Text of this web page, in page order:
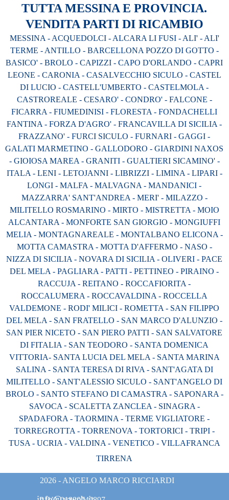
TUTTA MESSINA E PROVINCIA.
VENDITA PARTI DI RICAMBIO
MESSINA - ACQUEDOLCI - ALCARA LI FUSI - ALI' - ALI'
TERME - ANTILLO - BARCELLONA POZZO DI GOTTO -
BASICO' - BROLO - CAPIZZI - CAPO D'ORLANDO - CAPRI
LEONE - CARONIA - CASALVECCHIO SICULO - CASTEL
DI LUCIO - CASTELL'UMBERTO - CASTELMOLA -
CASTROREALE - CESARO' - CONDRO' - FALCONE -
FICARRA - FIUMEDINISI - FLORESTA - FONDACHELLI
FANTINA - FORZA D'AGRO' - FRANCAVILLA DI SICILIA -
FRAZZANO' - FURCI SICULO - FURNARI - GAGGI -
GALATI MARMETINO - GALLODORO - GIARDINI NAXOS
- GIOIOSA MAREA - GRANITI - GUALTIERI SICAMINO' -
ITALA - LENI - LETOJANNI - LIBRIZZI - LIMINA - LIPARI -
LONGI - MALFA - MALVAGNA - MANDANICI -
MAZZARRA' SANT'ANDREA - MERI' - MILAZZO -
MILITELLO ROSMARINO - MIRTO - MISTRETTA - MOIO
ALCANTARA - MONFORTE SAN GIORGIO - MONGIUFFI
MELIA - MONTAGNAREALE - MONTALBANO ELICONA -
MOTTA CAMASTRA - MOTTA D'AFFERMO - NASO -
NIZZA DI SICILIA - NOVARA DI SICILIA - OLIVERI - PACE
DEL MELA - PAGLIARA - PATTI - PETTINEO - PIRAINO -
RACCUJA - REITANO - ROCCAFIORITA -
ROCCALUMERA - ROCCAVALDINA - ROCCELLA
VALDEMONE - RODI' MILICI - ROMETTA - SAN FILIPPO
DEL MELA - SAN FRATELLO - SAN MARCO D'ALUNZIO -
SAN PIER NICETO - SAN PIERO PATTI - SAN SALVATORE
DI FITALIA - SAN TEODORO - SANTA DOMENICA
VITTORIA- SANTA LUCIA DEL MELA - SANTA MARINA
SALINA - SANTA TERESA DI RIVA - SANT'AGATA DI
MILITELLO - SANT'ALESSIO SICULO - SANT'ANGELO DI
BROLO - SANTO STEFANO DI CAMASTRA - SAPONARA -
SAVOCA - SCALETTA ZANCLEA - SINAGRA -
SPADAFORA - TAORMINA - TERME VIGLIATORE -
TORREGROTTA - TORRENOVA - TORTORICI - TRIPI -
TUSA - UCRIA - VALDINA - VENETICO - VILLAFRANCA
TIRRENA
2026 - ANGELO MARCO RICCIARDI